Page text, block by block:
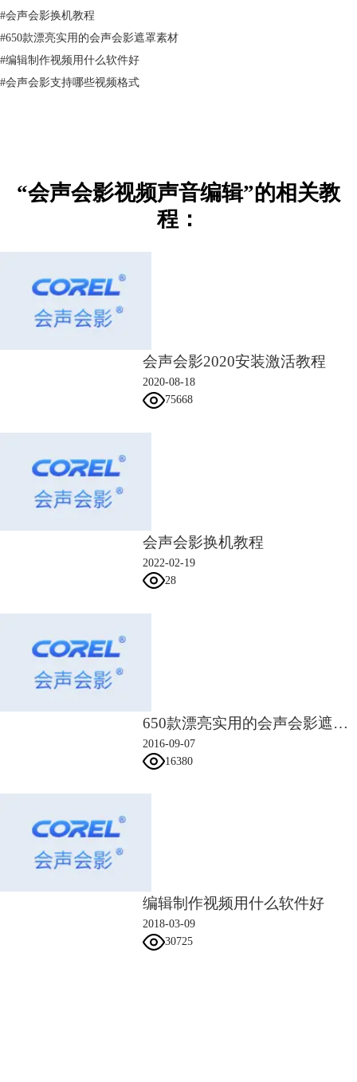
#会声会影换机教程
#650款漂亮实用的会声会影遮罩素材
#编辑制作视频用什么软件好
#会声会影支持哪些视频格式
“会声会影视频声音编辑”的相关教
程：
会声会影2020安装激活教程
2020-08-18
75668
会声会影换机教程
2022-02-19
28
650款漂亮实用的会声会影遮罩素材
2016-09-07
16380
编辑制作视频用什么软件好
2018-03-09
30725